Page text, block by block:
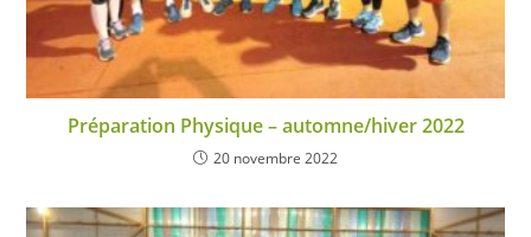
Préparation Physique – automne/hiver 2022
20 novembre 2022